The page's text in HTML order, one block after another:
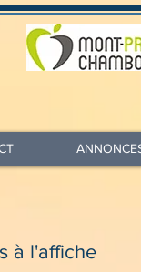
à l'affiche